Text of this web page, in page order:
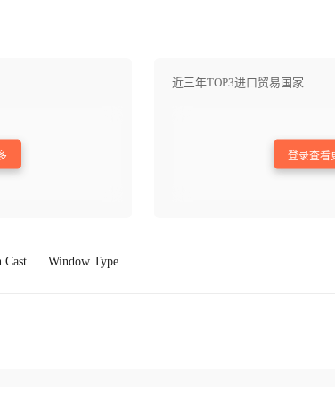
近三年TOP3进口贸易国家
登录查看
Cast Window Type